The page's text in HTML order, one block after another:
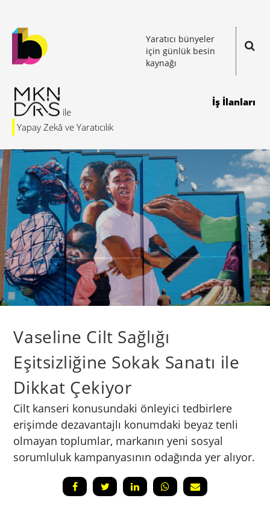
Yaratıcı bünyeler
için günlük besin
kaynağı
Yapay Zekâ ve Yaratıcılık
İş İlanları
Vaseline Cilt Sağlığı
Eşitsizliğine Sokak Sanatı ile
Dikkat Çekiyor
Cilt kanseri konusundaki önleyici tedbirlere
erişimde dezavantajlı konumdaki beyaz tenli
olmayan toplumlar, markanın yeni sosyal
sorumluluk kampanyasının odağında yer alıyor.